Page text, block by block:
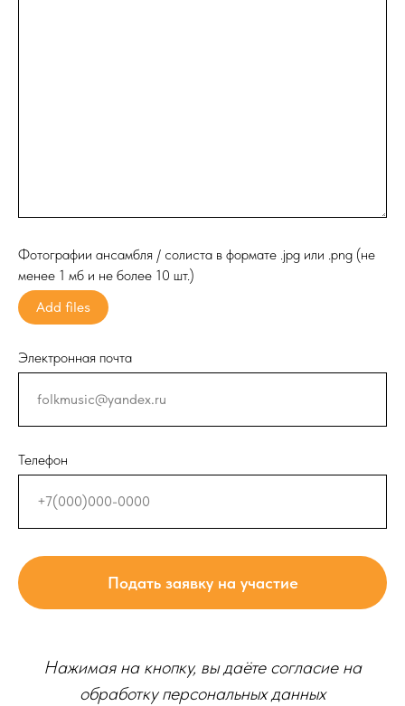
Фотографии ансамбля / солиста в формате .jpg или .png (не
менее 1 мб и не более 10 шт.)
Add files
Электронная почта
Телефон
Подать заявку на участие
Нажимая на кнопку, вы даёте согласие на
обработку персональных данных